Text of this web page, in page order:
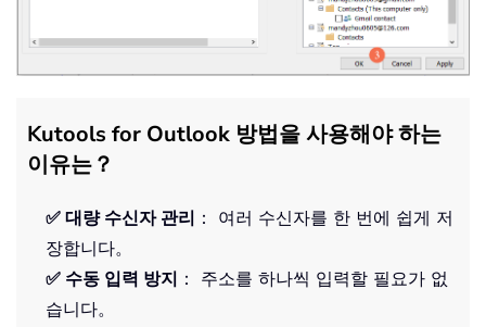
Kutools for Outlook 방법을 사용해야 하는
이유는？
✅ 대량 수신자 관리 ： 여러 수신자를 한 번에 쉽게 저
장합니다。
✅ 수동 입력 방지 ： 주소를 하나씩 입력할 필요가 없
습니다。